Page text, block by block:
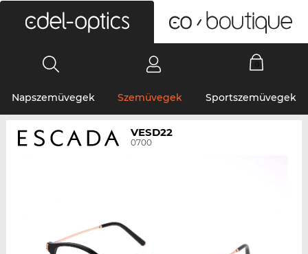
Napszemüvegek Szemüvegek Sportszemüvegek
VESD22
0700